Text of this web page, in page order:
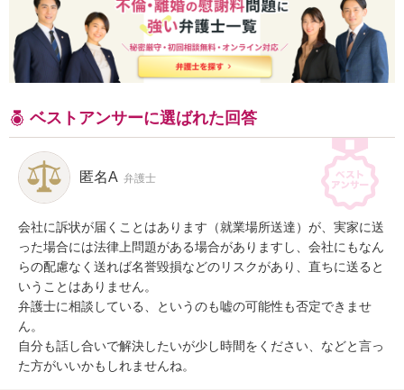
ベストアンサーに選ばれた回答
匿名A 弁護士
会社に訴状が届くことはあります（就業場所送達）が、実家に送
った場合には法律上問題がある場合がありますし、会社にもなん
らの配慮なく送れば名誉毀損などのリスクがあり、直ちに送ると
いうことはありません。
弁護士に相談している、というのも嘘の可能性も否定できませ
ん。
自分も話し合いで解決したいが少し時間をください、などと言っ
た方がいいかもしれませんね。